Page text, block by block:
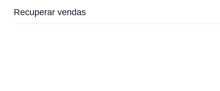
Recuperar vendas